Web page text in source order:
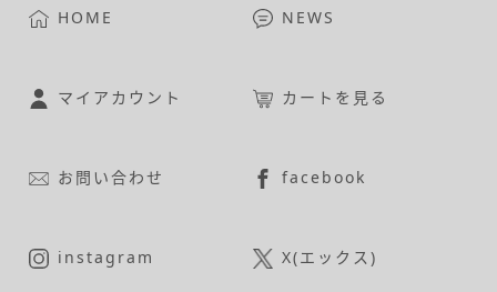
HOME NEWS
マイアカウント カートを見る
お問い合わせ facebook
instagram X(エックス)